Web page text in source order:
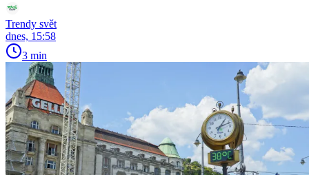
Trendy svět
dnes, 15:58
3 min